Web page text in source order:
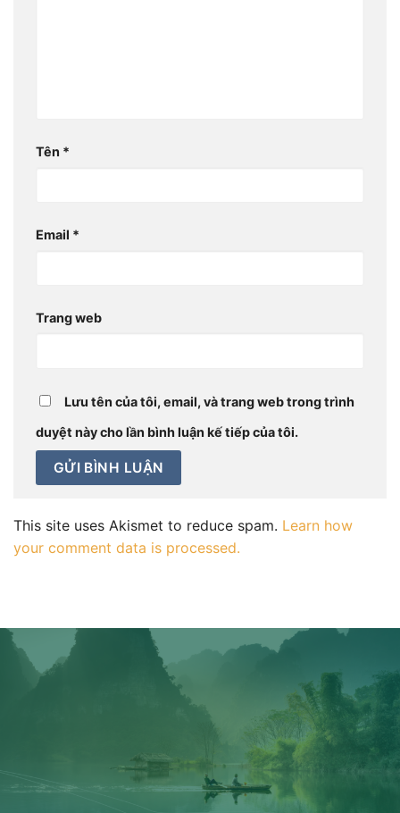
Tên *
Email *
Trang web
Lưu tên của tôi, email, và trang web trong trình
duyệt này cho lần bình luận kế tiếp của tôi.
This site uses Akismet to reduce spam. Learn how
your comment data is processed.